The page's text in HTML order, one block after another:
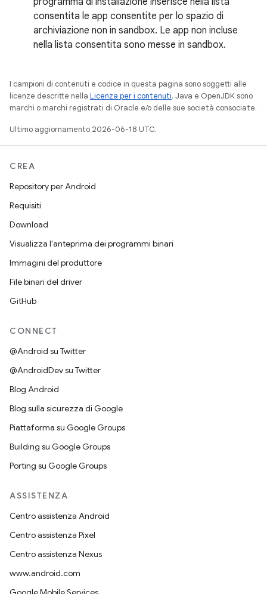
consentita le app consentite per lo spazio di
archiviazione non in sandbox. Le app non incluse
nella lista consentita sono messe in sandbox.
I campioni di contenuti e codice in questa pagina sono soggetti alle
licenze descritte nella Licenza per i contenuti. Java e OpenJDK sono
marchi o marchi registrati di Oracle e/o delle sue società consociate.
Ultimo aggiornamento 2026-06-18 UTC.
CREA
Repository per Android
Requisiti
Download
Visualizza l'anteprima dei programmi binari
Immagini del produttore
File binari del driver
GitHub
CONNECT
@Android su Twitter
@AndroidDev su Twitter
Blog Android
Blog sulla sicurezza di Google
Piattaforma su Google Groups
Building su Google Groups
Porting su Google Groups
ASSISTENZA
Centro assistenza Android
Centro assistenza Pixel
Centro assistenza Nexus
www.android.com